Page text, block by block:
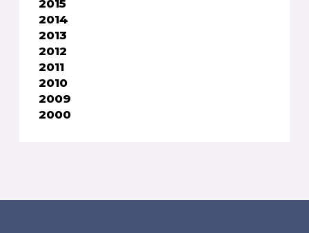
2015
2014
2013
2012
2011
2010
2009
2000